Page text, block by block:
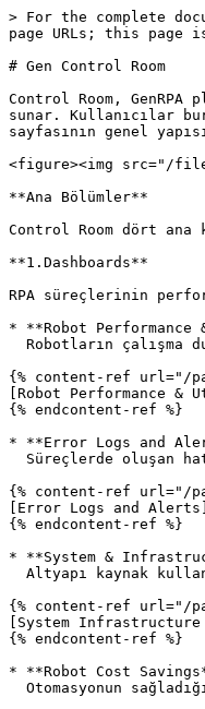
> For the complete
page URLs; this page
# Gen Control Room
Control Room,
sunar. Kullanıcılar
sayfasının genel
<figure><img src="/
**Ana Bölümler**
Control Room dört
**1.Dashboards**
RPA süreçlerinin
* **Robot
{% content-ref url="/
[Robot Performance
{% endcontent-ref %}
* **Error Logs and
{% content-ref url="/
[Error Logs and
{% endcontent-ref %}
* **System &
{% content-ref url="/
[System
{% endcontent-ref %}
* **Robot Cost